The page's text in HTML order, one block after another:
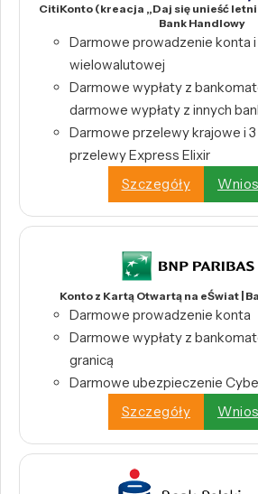
CitiKonto (kreacja „Daj się unieść
Bank Handlowy
Darmowe prowadzenie konta
wielowalutowej
Darmowe wypłaty z
darmowe wypłaty z innych
Darmowe przelewy krajowe i
przelewy Express Elixir
Szczegóły
Konto z Kartą Otwartą na eŚwiat |
Darmowe prowadzenie konta
Darmowe wypłaty z
granicą
Darmowe ubezpieczenie
Szczegóły